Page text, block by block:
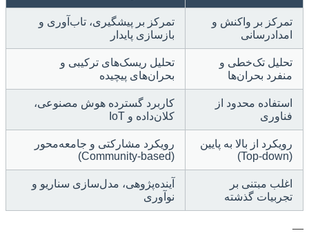
تمرکز بر واکنش و
امدادرسانی
تمرکز بر پیشگیری، تاب‌آوری و
بازسازی پایدار
تحلیل تک‌خطی و
منفرد بحران‌ها
تحلیل ریسک‌های ترکیبی و
بحران‌های پیچیده
استفاده محدود از
فناوری
کاربرد گسترده هوش مصنوعی،
کلان‌داده و IoT
رویکرد از بالا به پایین
(Top-down)
رویکرد مشارکتی و جامعه‌محور
(Community-based)
اغلب مبتنی بر
تجربیات گذشته
آینده‌پژوهی، مدل‌سازی سناریو و
نوآوری
—